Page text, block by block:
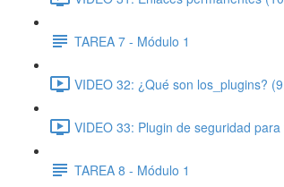
TAREA 7 - Módulo 1
VIDEO 32: ¿Qué son los_plugins?
VIDEO 33: Plugin de seguridad
TAREA 8 - Módulo 1